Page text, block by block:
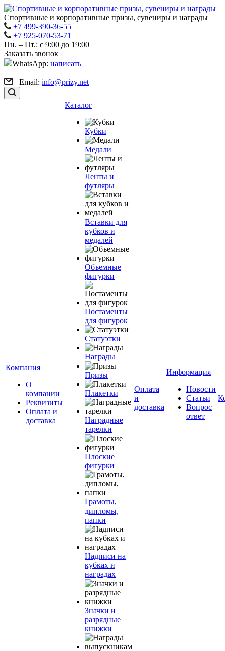
Спортивные и корпоративные призы, сувениры и награды
+7 499-390-36-55
+7 925-070-53-71
Пн. – Пт.: с 9:00 до 19:00
Заказать звонок
WhatsApp: написать
Email: info@prizy.net
Компания
О
компании
Реквизиты
Оплата и
доставка
Каталог
Кубки
Медали
Ленты и
футляры
Вставки для
кубков и
медалей
Объемные
фигурки
Постаменты
для фигурок
Статуэтки
Награды
Призы
Плакетки
Наградные
тарелки
Плоские
фигурки
Грамоты,
дипломы,
папки
Надписи на
кубках и
наградах
Значки и
разрядные
книжки
Оплата
и
доставка
Информация
Новости
Статьи
Вопрос
ответ